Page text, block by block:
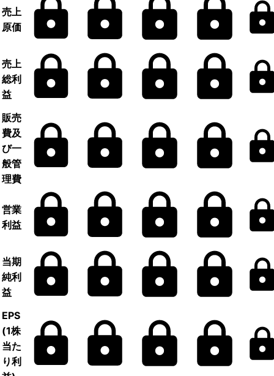
売上
原価
売上
総利
益
販売
費及
び一
般管
理費
営業
利益
当期
純利
益
EPS
(1株
当た
り利